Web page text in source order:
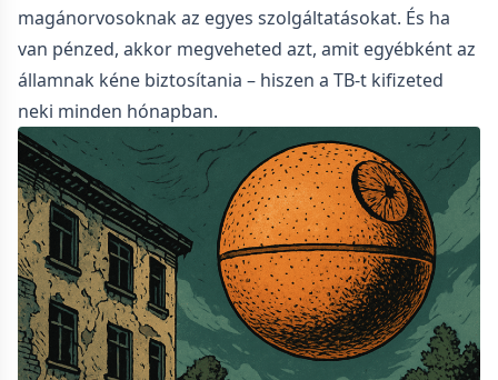
magánorvosoknak az egyes szolgáltatásokat. És ha
van pénzed, akkor megveheted azt, amit egyébként az
államnak kéne biztosítania – hiszen a TB-t kifizeted
neki minden hónapban.